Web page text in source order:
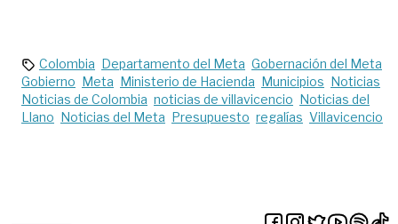
Colombia Departamento del Meta Gobernación del Meta
Gobierno Meta Ministerio de Hacienda Municipios Noticias
Noticias de Colombia noticias de villavicencio Noticias del
Llano Noticias del Meta Presupuesto regalías Villavicencio